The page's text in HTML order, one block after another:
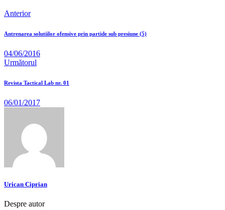
Anterior
Antrenarea solutiilor ofensive prin partide sub presiune (5)
04/06/2016
Următorul
Revista Tactical Lab nr. 01
06/01/2017
Urican Ciprian
Despre autor